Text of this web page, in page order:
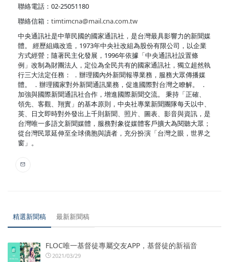
聯絡電話：02-25051180
聯絡信箱： timtimcna@mail.cna.com.tw
中央通訊社是中華民國的國家通訊社，是台灣最具影響力的新聞媒
體。 經歷組織改造，1973年中央社改組為股份有限公司，以企業
方式經營；隨著民主化發展，1996年依據「中央通訊社設置條
例」改制為財團法人，定位為全民共有的國家通訊社，獨立超然執
行三大法定任務： ．辦理國內外新聞報導業務，服務大眾傳播媒
體。 ．辦理國家對外新聞通訊業務，促進國際對台灣之瞭解。 ．
加強與國際新聞通訊社合作，增進國際新聞交流。 秉持「正確、
領先、客觀、翔實」的基本原則，中央社專業新聞團隊每天以中、
英、日文即時對外發出上千則新聞、照片、圖表、影音與資訊，是
台灣唯一多語文新聞媒體，服務對象從媒體客戶擴大為閱聽大眾；
從台灣民眾延伸至全球僑胞與讀者，充分扮演「台灣之眼，世界之
窗」。
精選新聞稿 最新新聞稿
FLOC唯一基督徒專屬交友APP，基督徒的新福音
2021/03/29